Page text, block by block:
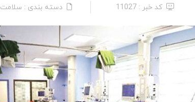
کد خبر : 11027 دسته بندی : سلامت